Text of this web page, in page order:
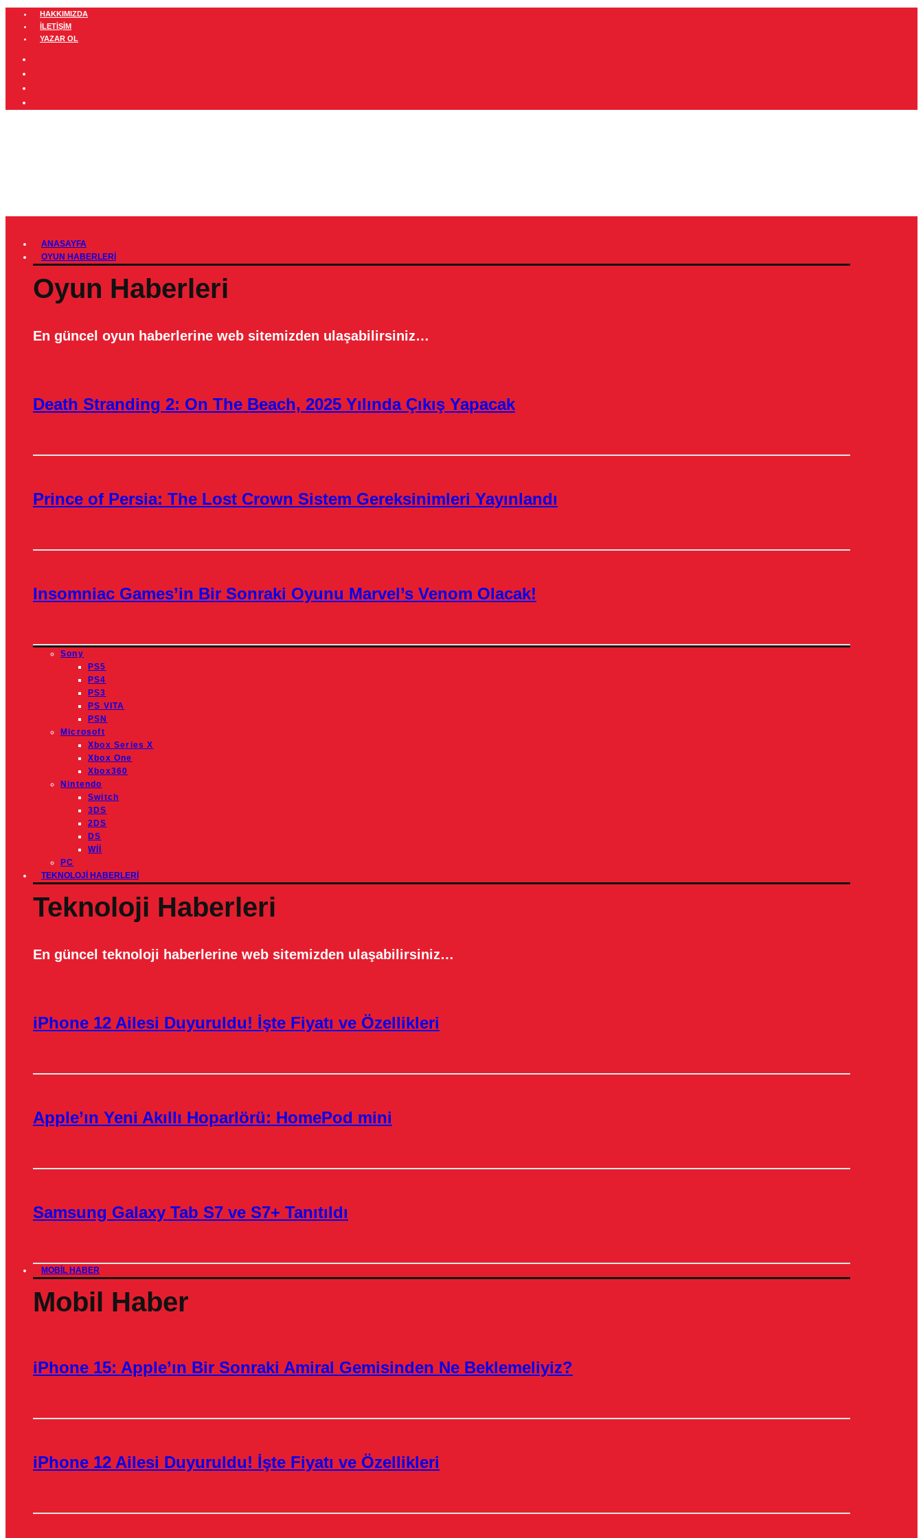
HAKKIMIZDA
İLETIŞIM
YAZAR OL
ANASAYFA
OYUN HABERLERI
Oyun Haberleri
En güncel oyun haberlerine web sitemizden ulaşabilirsiniz…
Death Stranding 2: On The Beach, 2025 Yılında Çıkış Yapacak
Prince of Persia: The Lost Crown Sistem Gereksinimleri Yayınlandı
Insomniac Games’in Bir Sonraki Oyunu Marvel’s Venom Olacak!
Sony
PS5
PS4
PS3
PS VITA
PSN
Microsoft
Xbox Series X
Xbox One
Xbox360
Nintendo
Switch
3DS
2DS
DS
Wİİ
PC
TEKNOLOJI HABERLERI
Teknoloji Haberleri
En güncel teknoloji haberlerine web sitemizden ulaşabilirsiniz…
iPhone 12 Ailesi Duyuruldu! İşte Fiyatı ve Özellikleri
Apple’ın Yeni Akıllı Hoparlörü: HomePod mini
Samsung Galaxy Tab S7 ve S7+ Tanıtıldı
MOBIL HABER
Mobil Haber
iPhone 15: Apple’ın Bir Sonraki Amiral Gemisinden Ne Beklemeliyiz?
iPhone 12 Ailesi Duyuruldu! İşte Fiyatı ve Özellikleri